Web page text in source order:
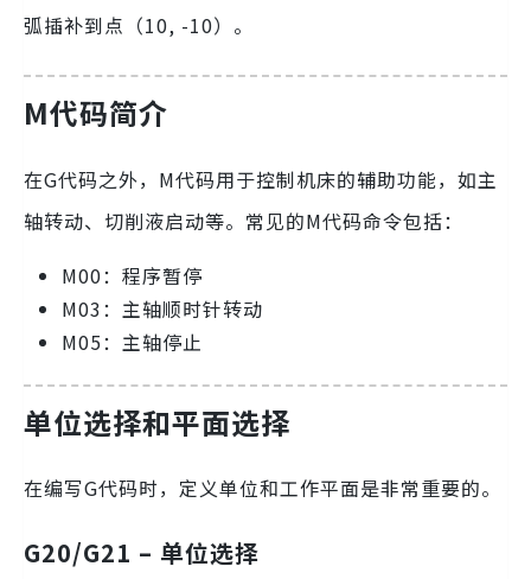
弧插补到点（10, -10）。
M代码简介
在G代码之外，M代码用于控制机床的辅助功能，如主
轴转动、切削液启动等。常见的M代码命令包括：
M00：程序暂停
M03：主轴顺时针转动
M05：主轴停止
单位选择和平面选择
在编写G代码时，定义单位和工作平面是非常重要的。
G20/G21 – 单位选择